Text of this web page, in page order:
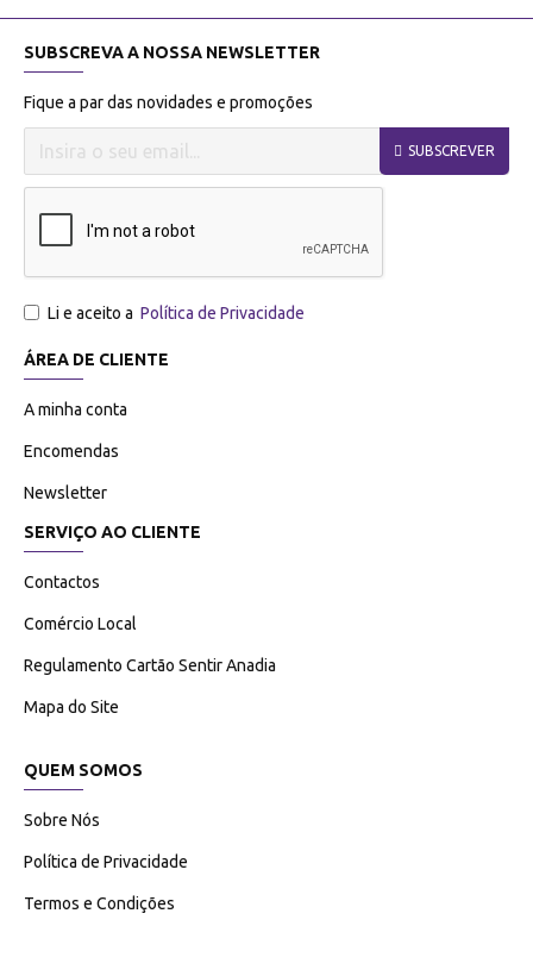
SUBSCREVA A NOSSA NEWSLETTER
Fique a par das novidades e promoções
SUBSCREVER
Li e aceito a Política de Privacidade
ÁREA DE CLIENTE
A minha conta
Encomendas
Newsletter
SERVIÇO AO CLIENTE
Contactos
Comércio Local
Regulamento Cartão Sentir Anadia
Mapa do Site
QUEM SOMOS
Sobre Nós
Política de Privacidade
Termos e Condições